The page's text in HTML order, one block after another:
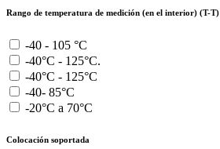
Rango de temperatura de medición (en el interior) (T-T)
-40 - 105 °C
-40°C - 125°C.
-40°C - 125°C
-40- 85°C
-20°C a 70°C
Colocación soportada